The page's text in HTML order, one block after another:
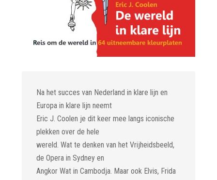
Na het succes van Nederland in klare lijn en
Europa in klare lijn neemt
Eric J. Coolen je dit keer mee langs iconische
plekken over de hele
wereld. Wat te denken van het Vrijheidsbeeld,
de Opera in Sydney en
Angkor Wat in Cambodja. Maar ook Elvis, Frida